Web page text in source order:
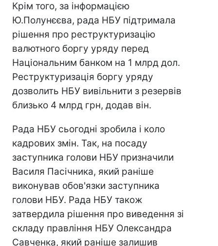
Крім того, за інформацією
Ю.Полунєєва, рада НБУ підтримала
рішення про реструктуризацію
валютного боргу уряду перед
Національним банком на 1 млрд дол.
Реструктуризація боргу уряду
дозволить НБУ вивільнити з резервів
близько 4 млрд грн, додав він.
Рада НБУ сьогодні зробила і коло
кадрових змін. Так, на посаду
заступника голови НБУ призначили
Василя Пасічника, який раніше
виконував обов'язки заступника
голови НБУ. Рада НБУ також
затвердила рішення про виведення зі
складу правління НБУ Олександра
Савченка, який раніше залишив